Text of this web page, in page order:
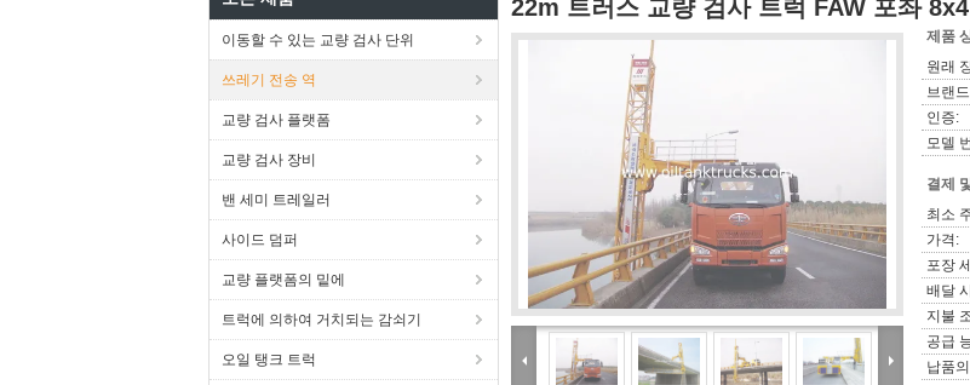
이동할 수 있는 교량 검사 단위
쓰레기 전송 역
교량 검사 플랫폼
교량 검사 장비
밴 세미 트레일러
사이드 덤퍼
교량 플랫폼의 밑에
트럭에 의하여 거치되는 감쇠기
오일 탱크 트럭
22m 트러스 교량 검사 트럭 FAW 포좌
제품
원래
브랜
인증:
모델
결제
최소
가격:
포장
배달
지불
공급
납품